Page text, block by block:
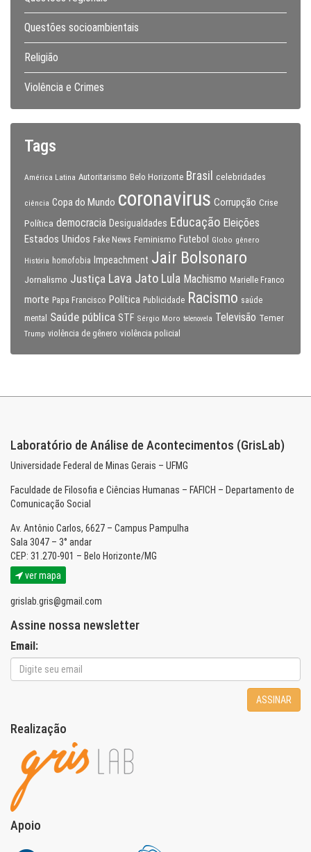
Questões socioambientais
Religião
Violência e Crimes
Tags
América Latina Autoritarismo Belo Horizonte Brasil celebridades
ciência Copa do Mundo coronavirus Corrupção Crise
Política democracia Desigualdades Educação Eleições
Estados Unidos Fake News Feminismo Futebol Globo gênero
História homofobia Impeachment Jair Bolsonaro
Jornalismo Justiça Lava Jato Lula Machismo Marielle Franco
morte Papa Francisco Política Publicidade Racismo saúde
mental
Saúde pública STF Sérgio Moro telenovela Televisão Temer
Trump violência de gênero violência policial
Laboratório de Análise de Acontecimentos (GrisLab)
Universidade Federal de Minas Gerais – UFMG
Faculdade de Filosofia e Ciências Humanas – FAFICH – Departamento de
Comunicação Social
Av. Antônio Carlos, 6627 – Campus Pampulha
Sala 3047 – 3° andar
CEP: 31.270-901 – Belo Horizonte/MG
ver mapa
grislab.gris@gmail.com
Assine nossa newsletter
Email:
ASSINAR
Realização
Apoio